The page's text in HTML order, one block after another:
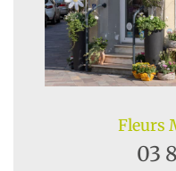
Fleurs
03